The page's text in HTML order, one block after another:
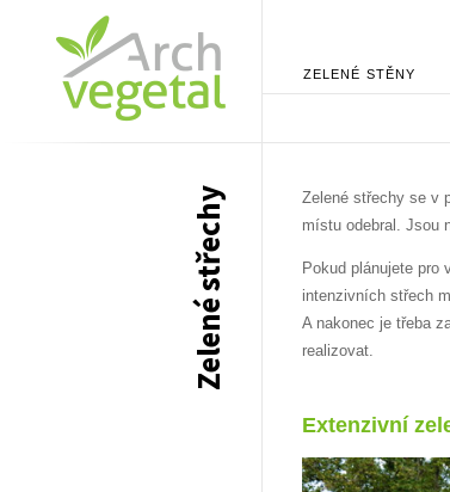
ZELENÉ STĚNY
Zelené střechy
Zelené střechy se v
místu odebral. Jsou
Pokud plánujete
intenzivních střech
A nakonec je třeba
realizovat.
Extenzivní